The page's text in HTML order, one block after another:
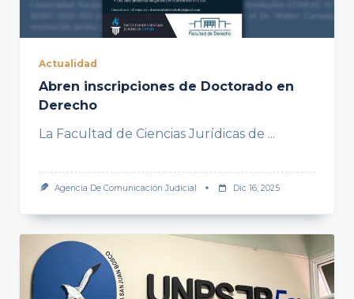
Actualidad
Abren inscripciones de Doctorado en
Derecho
La Facultad de Ciencias Jurídicas de ...
Agencia De Comunicación Judicial Dic 16, 2025